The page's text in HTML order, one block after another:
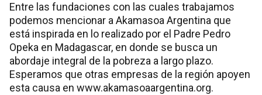
Entre las fundaciones con las cuales trabajamos
podemos mencionar a Akamasoa Argentina que
está inspirada en lo realizado por el Padre Pedro
Opeka en Madagascar, en donde se busca un
abordaje integral de la pobreza a largo plazo.
Esperamos que otras empresas de la región apoyen
esta causa en www.akamasoaargentina.org.